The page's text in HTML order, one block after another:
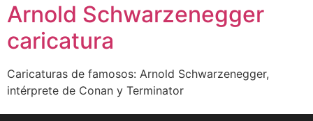
Arnold Schwarzenegger
caricatura
Caricaturas de famosos: Arnold Schwarzenegger,
intérprete de Conan y Terminator